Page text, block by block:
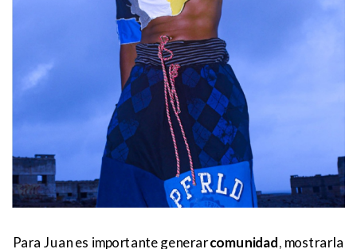
Para Juan es importante generarcomunidad, mostrarla